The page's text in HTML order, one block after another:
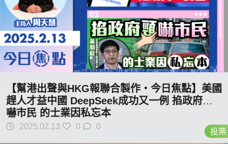
投票
【幫港出聲與HKG報聯合製作‧今日焦點】美國
趕人才益中國 DeepSeek成功又一例 掐政府頸
嚇市民 的士業因私忘本
2025.02.13 0 0